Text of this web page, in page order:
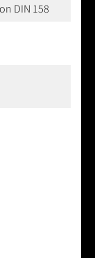
DIN 158